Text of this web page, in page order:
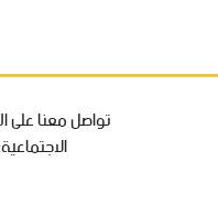
تواصل معنا على
الاجتماعية: